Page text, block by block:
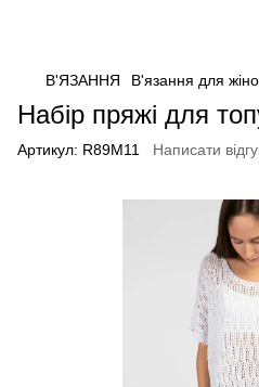
В'ЯЗАННЯ В'язання для
Набір пряжі для
Артикул: R89M11 Написати